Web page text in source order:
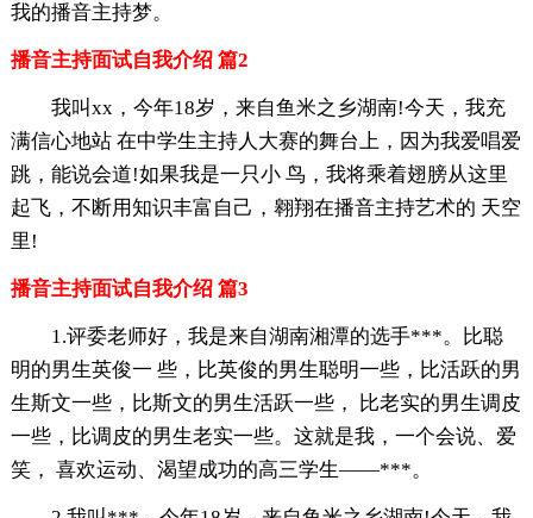
我的播音主持梦。
播音主持面试自我介绍 篇2
我叫xx，今年18岁，来自鱼米之乡湖南!今天，我充
满信心地站 在中学生主持人大赛的舞台上，因为我爱唱爱
跳，能说会道!如果我是一只小 鸟，我将乘着翅膀从这里
起飞，不断用知识丰富自己，翱翔在播音主持艺术的 天空
里!
播音主持面试自我介绍 篇3
1.评委老师好，我是来自湖南湘潭的选手***。比聪
明的男生英俊一 些，比英俊的男生聪明一些，比活跃的男
生斯文一些，比斯文的男生活跃一些， 比老实的男生调皮
一些，比调皮的男生老实一些。这就是我，一个会说、爱
笑， 喜欢运动、渴望成功的高三学生——***。